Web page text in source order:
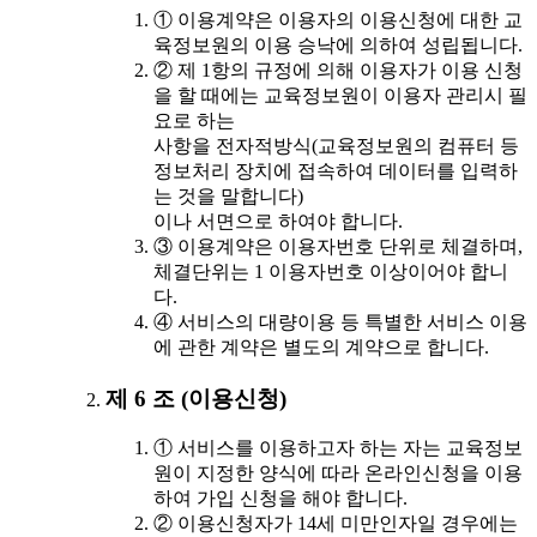
① 이용계약은 이용자의 이용신청에 대한 교
육정보원의 이용 승낙에 의하여 성립됩니다.
② 제 1항의 규정에 의해 이용자가 이용 신청
을 할 때에는 교육정보원이 이용자 관리시 필
요로 하는
사항을 전자적방식(교육정보원의 컴퓨터 등
정보처리 장치에 접속하여 데이터를 입력하
는 것을 말합니다)
이나 서면으로 하여야 합니다.
③ 이용계약은 이용자번호 단위로 체결하며,
체결단위는 1 이용자번호 이상이어야 합니
다.
④ 서비스의 대량이용 등 특별한 서비스 이용
에 관한 계약은 별도의 계약으로 합니다.
제 6 조 (이용신청)
① 서비스를 이용하고자 하는 자는 교육정보
원이 지정한 양식에 따라 온라인신청을 이용
하여 가입 신청을 해야 합니다.
② 이용신청자가 14세 미만인자일 경우에는